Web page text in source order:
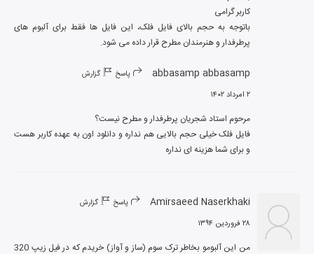
باتوجه به حجم بالای فایل فلک، این فایل ها فقط برای آلبوم های
پرطرفدار و هنرمندان مطرح قرار داده می شود.
abbasamp abbasamp پاسخ گزارش
۲ امرداد ۱۴۰۲
فایل فلک خیلی حجم بالایی هم نداره و دانلود اون به عهده کاربر هست
و برای شما هزینه ای نداره
Amirsaeed Naserkhaki پاسخ گزارش
۲۸ فروردین ۱۳۹۴
من این آلبومو بخاطر ترک سوم (ساز و آواز) خریدم که در فیل زیپ 320